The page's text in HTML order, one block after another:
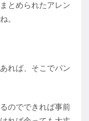
とめられたアレン
。
れば、そこでパン
のでできれば事前